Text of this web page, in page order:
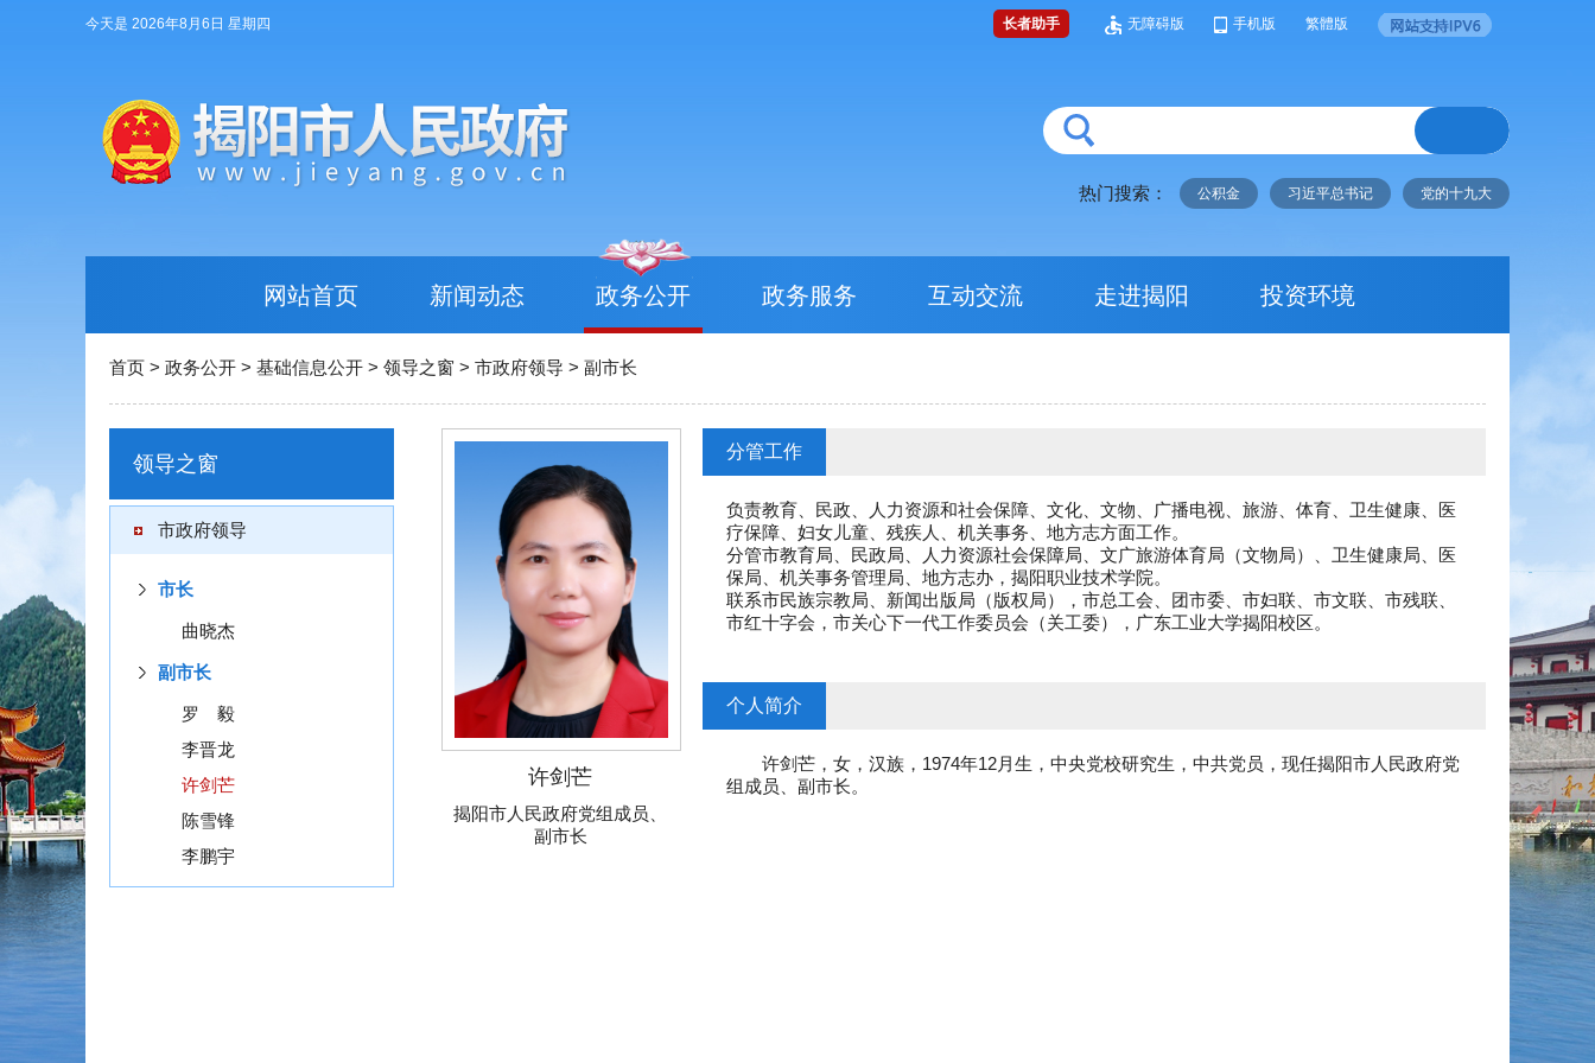
今天是 2026年8月6日 星期四 长者助手 无障碍版 手机版 繁體版
热门搜索： 公积金 习近平总书记 党的十九大
网站首页 新闻动态 政务公开 政务服务 互动交流 走进揭阳 投资环境
首页 > 政务公开 > 基础信息公开 > 领导之窗 > 市政府领导 > 副市长
领导之窗
市政府领导
市长
曲晓杰
副市长
罗 毅
李晋龙
许剑芒
陈雪锋
李鹏宇
许剑芒
揭阳市人民政府党组成员、
副市长
分管工作
负责教育、民政、人力资源和社会保障、文化、文物、广播电视、旅游、体育、卫生健康、医
疗保障、妇女儿童、残疾人、机关事务、地方志方面工作。
分管市教育局、民政局、人力资源社会保障局、文广旅游体育局（文物局）、卫生健康局、医
保局、机关事务管理局、地方志办，揭阳职业技术学院。
联系市民族宗教局、新闻出版局（版权局），市总工会、团市委、市妇联、市文联、市残联、
市红十字会，市关心下一代工作委员会（关工委），广东工业大学揭阳校区。
个人简介
许剑芒，女，汉族，1974年12月生，中央党校研究生，中共党员，现任揭阳市人民政府党
组成员、副市长。